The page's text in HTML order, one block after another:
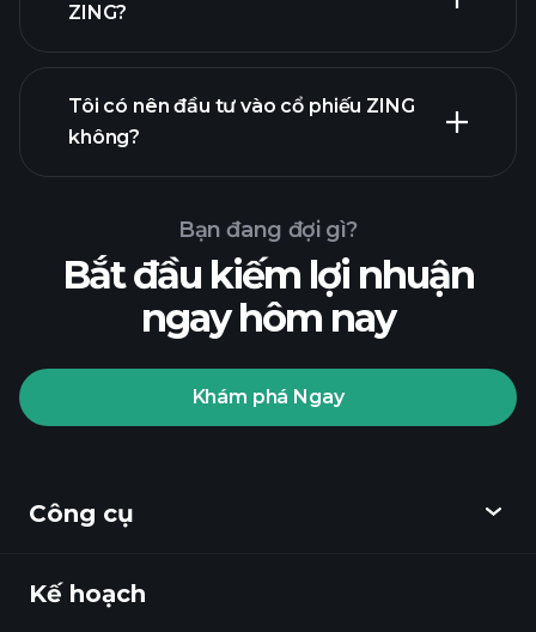
báo cáo
tài chính
ZING?
Playtrade
Tournaments
nhà môi
Tôi có nên đầu tư vào cổ phiếu ZING
không?
thông tin thị trường hàng ngày sử dụng
Bạn đang đợi gì?
Bắt đầu kiếm lợi nhuận
ngay hôm nay
Khám phá Ngay
Công cụ
Khám phá
Kế hoạch